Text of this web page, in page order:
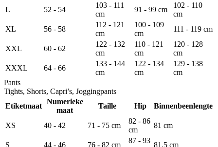
L
52 - 54
103 - 111
cm
91 - 99 cm
102 - 110
cm
XL
56 - 58
112 - 121
cm
100 - 109
cm
111 - 119 cm
XXL 60 - 62
122 - 132
cm
110 - 121
cm
120 - 128
cm
XXXL
64 - 66
133 - 144
cm
122 - 134
cm
129 - 138
cm
Pants
Tights, Shorts, Capri’s, Joggingpants
Etiketmaat
Numerieke
maat
Taille Hip Binnenbeenlengte
XS 40 - 42 71 - 75 cm
82 - 86
cm
81 cm
S 44 - 46 76 - 82 cm
87 - 93
81,5 cm